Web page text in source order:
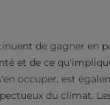
de gagner en
et de ce
occuper, est
du climat.